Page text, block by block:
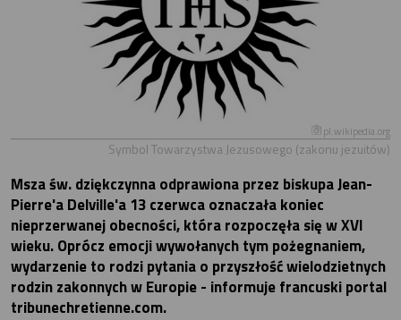
pl.wikipedia.org
Symbol Towarzystwa Jezusowego (zakonu jezuitów)
Msza św. dziękczynna odprawiona przez biskupa Jean-
Pierre'a Delville'a 13 czerwca oznaczała koniec
nieprzerwanej obecności, która rozpoczęła się w XVI
wieku. Oprócz emocji wywołanych tym pożegnaniem,
wydarzenie to rodzi pytania o przyszłość wielodzietnych
rodzin zakonnych w Europie - informuje francuski portal
tribunechretienne.com.